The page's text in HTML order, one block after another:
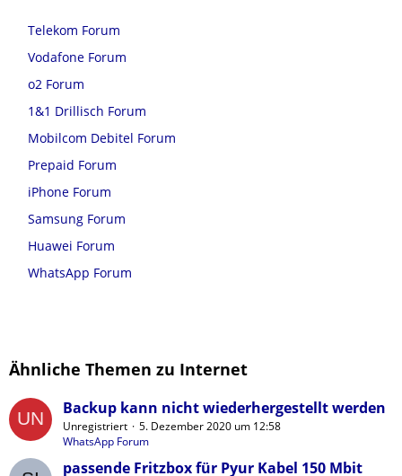
Telekom Forum
Vodafone Forum
o2 Forum
1&1 Drillisch Forum
Mobilcom Debitel Forum
Prepaid Forum
iPhone Forum
Samsung Forum
Huawei Forum
WhatsApp Forum
Ähnliche Themen zu Internet
Backup kann nicht wiederhergestellt werden
Unregistriert
5. Dezember 2020 um 12:58
WhatsApp Forum
passende Fritzbox für Pyur Kabel 150 Mbit